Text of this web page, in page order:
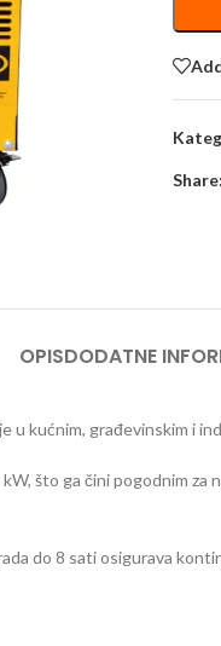
Share:
OPISDODATNE
u kućnim, građevinskim i
što ga čini pogodnim
do 8 sati osigurava